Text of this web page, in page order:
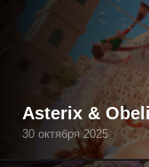
Asterix &
30 октября 2025